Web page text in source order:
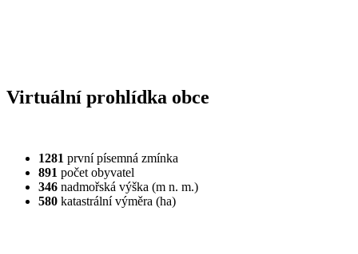
Virtuální prohlídka obce
1281 první písemná zmínka
891 počet obyvatel
346 nadmořská výška (m n. m.)
580 katastrální výměra (ha)